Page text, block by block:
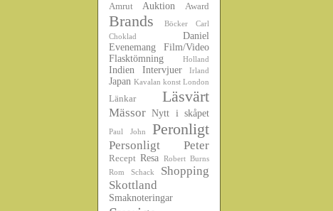
Amrut Auktion Award
Brands Böcker
Carl
Choklad
Daniel
Evenemang
Film/Video
Flasktömning
Holland
Indien Intervjuer Irland
Japan Kavalan konst London
Länkar Läsvärt
Mässor Nytt i skåpet
Paul John Peronligt
Personligt Peter
Recept Resa Robert Burns
Rom
Schack
Shopping
Skottland
Smaknoteringar